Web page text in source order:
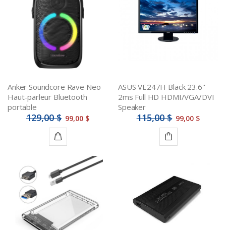
panier
panier
Anker Soundcore Rave Neo
Haut-parleur Bluetooth
portable
129,00 $ 99,00 $
au
panier
ASUS VE247H Black 23.6''
2ms Full HD HDMI/VGA/DVI
Speaker
115,00 $ 99,00 $
panier